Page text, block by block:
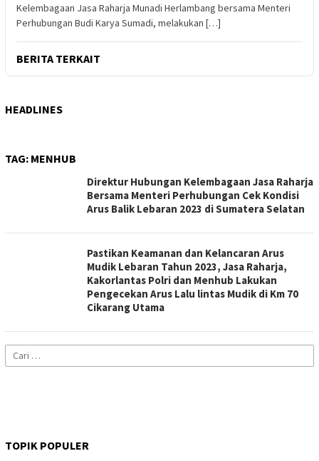
Kelembagaan Jasa Raharja Munadi Herlambang bersama Menteri
Perhubungan Budi Karya Sumadi, melakukan […]
BERITA TERKAIT
HEADLINES
TAG: MENHUB
Direktur Hubungan Kelembagaan Jasa Raharja
Bersama Menteri Perhubungan Cek Kondisi
Arus Balik Lebaran 2023 di Sumatera Selatan
Pastikan Keamanan dan Kelancaran Arus
Mudik Lebaran Tahun 2023, Jasa Raharja,
Kakorlantas Polri dan Menhub Lakukan
Pengecekan Arus Lalu lintas Mudik di Km 70
Cikarang Utama
Cari
untuk:
TOPIK POPULER